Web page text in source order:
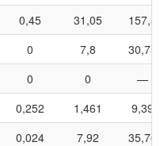
0,45 31,05
157,5
0 7,8
30,75
0 0
—
0,252 1,461
9,39
0,024 7,92
35,76